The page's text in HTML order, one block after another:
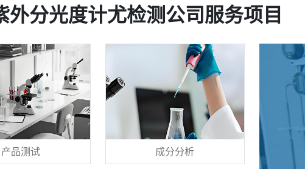
外分光度计尤检测公司服务项目
产品测试 成分分析